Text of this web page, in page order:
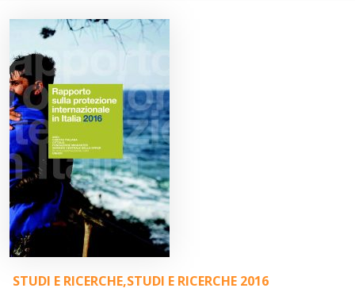
STUDI E RICERCHE,STUDI E RICERCHE 2016